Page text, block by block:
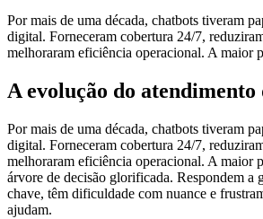
Por mais de uma década, chatbots tiveram
digital. Forneceram cobertura 24/7,
melhoraram eficiência operacional. A maior
A evolução do
Por mais de uma década, chatbots tiveram
digital. Forneceram cobertura 24/7,
melhoraram eficiência operacional. A maior
árvore de decisão glorificada. Respondem a
chave, têm dificuldade com nuance e
ajudam.